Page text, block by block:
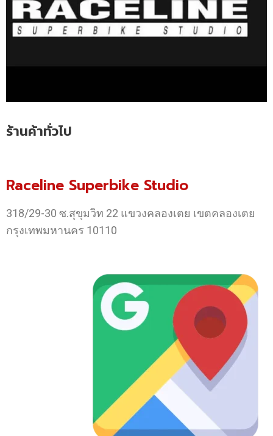
ร้านค้าทั่วไป
Raceline Superbike Studio
318/29-30 ซ.สุขุมวิท 22 แขวงคลองเตย เขตคลองเตย
กรุงเทพมหานคร 10110